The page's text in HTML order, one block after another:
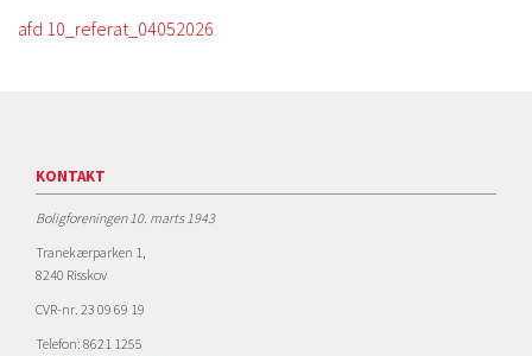
afd 10_referat_04052026
KONTAKT
Boligforeningen 10. marts 1943
Tranekærparken 1,
8240 Risskov
CVR-nr. 23 09 69 19
Telefon: 8621 1255